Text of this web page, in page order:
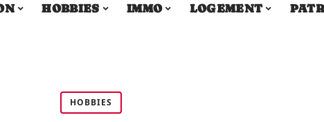
HOBBIES IMMO LOGEMENT
HOBBIES